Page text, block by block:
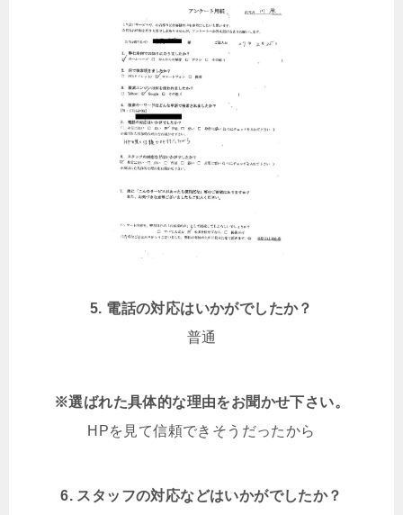
5. 電話の対応はいかがでしたか？
普通
※選ばれた具体的な理由をお聞かせ下さい。
HPを見て信頼できそうだったから
6. スタッフの対応などはいかがでしたか？